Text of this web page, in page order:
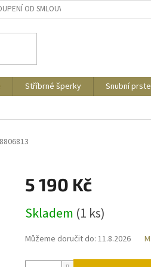
OD SMLOUVY
Stříbrné šperky Snubní
5 190 Kč
cena:
Skladem (1 ks)
Můžeme doručit do: 11.8.2026